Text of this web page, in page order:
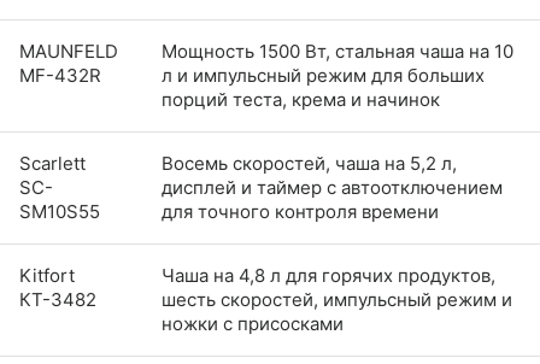
MAUNFELD
MF-432R
Мощность 1500 Вт, стальная чаша на 10
л и импульсный режим для больших
порций теста, крема и начинок
Scarlett
SC-
SM10S55
Восемь скоростей, чаша на 5,2 л,
дисплей и таймер с автоотключением
для точного контроля времени
Kitfort
КТ-3482
Чаша на 4,8 л для горячих продуктов,
шесть скоростей, импульсный режим и
ножки с присосками